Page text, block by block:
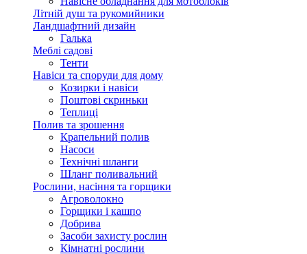
Літній душ та рукомийники
Ландшафтний дизайн
Галька
Меблі садові
Тенти
Навіси та споруди для дому
Козирки і навіси
Поштові скриньки
Теплиці
Полив та зрошення
Крапельний полив
Насоси
Технічні шланги
Шланг поливальний
Рослини, насіння та горщики
Агроволокно
Горщики і кашпо
Добрива
Засоби захисту рослин
Кімнатні рослини